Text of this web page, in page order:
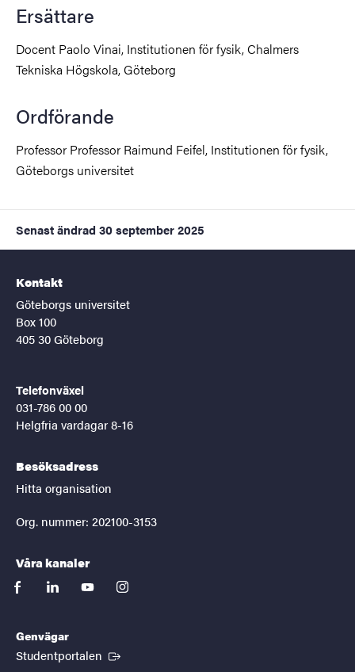
Ersättare
Docent Paolo Vinai, Institutionen för fysik, Chalmers
Tekniska Högskola, Göteborg
Ordförande
Professor Professor Raimund Feifel, Institutionen för fysik,
Göteborgs universitet
Senast ändrad 30 september 2025
Kontakt
Göteborgs universitet
Box 100
405 30 Göteborg
Telefonväxel
031-786 00 00
Helgfria vardagar 8-16
Besöksadress
Hitta organisation
Org. nummer: 202100-3153
Våra kanaler
facebooklinkedinyoutubeinstagram
Genvägar
Studentportalen (Extern länk)